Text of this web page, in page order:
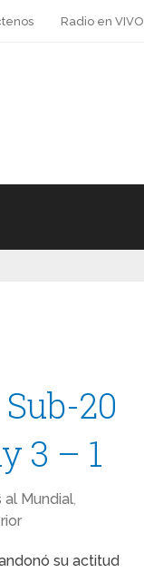
Radio en VIVO
20
3 – 1
al Mundial,
su actitud